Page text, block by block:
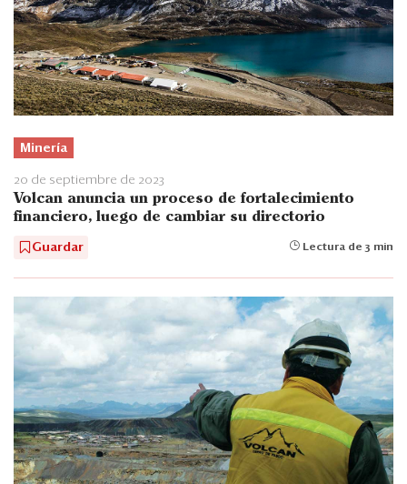
Minería
20 de septiembre de 2023
Volcan anuncia un proceso de fortalecimiento
financiero, luego de cambiar su directorio
Guardar Lectura de 3 min